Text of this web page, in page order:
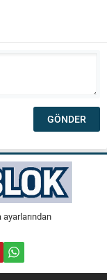
ayarlarından